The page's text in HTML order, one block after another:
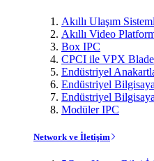
Akıllı Ulaşım
Akıllı Video
Box IPC
CPCI ile VPX
Endüstriyel
Endüstriyel
Endüstriyel
Modüler IPC
Network ve İletişim